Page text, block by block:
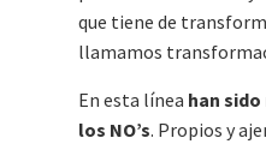
que tiene de
llamamos
En esta línea han
los NO’s. Propios y